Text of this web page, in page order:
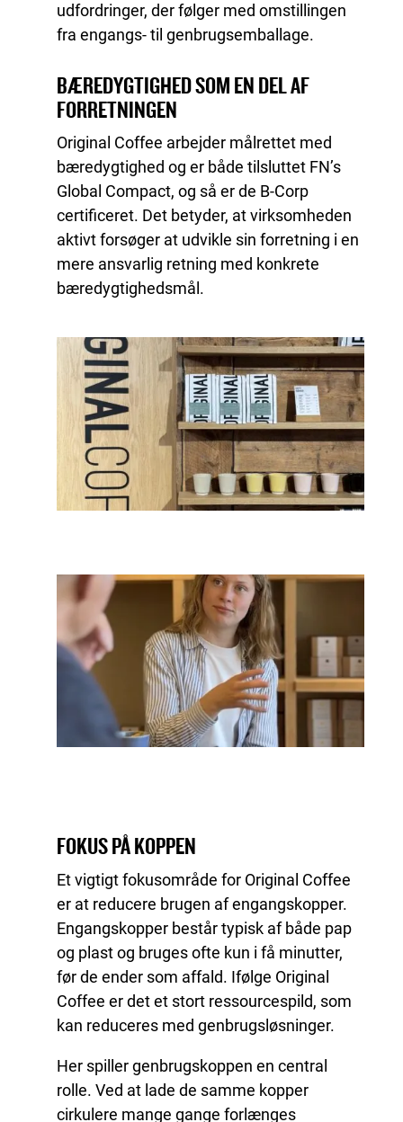
udfordringer, der følger med omstillingen
fra engangs- til genbrugsemballage.
BÆREDYGTIGHED SOM EN DEL AF
FORRETNINGEN
Original Coffee arbejder målrettet med
bæredygtighed og er både tilsluttet FN’s
Global Compact, og så er de B-Corp
certificeret. Det betyder, at virksomheden
aktivt forsøger at udvikle sin forretning i en
mere ansvarlig retning med konkrete
bæredygtighedsmål.
FOKUS PÅ KOPPEN
Et vigtigt fokusområde for Original Coffee
er at reducere brugen af engangskopper.
Engangskopper består typisk af både pap
og plast og bruges ofte kun i få minutter,
før de ender som affald. Ifølge Original
Coffee er det et stort ressourcespild, som
kan reduceres med genbrugsløsninger.
Her spiller genbrugskoppen en central
rolle. Ved at lade de samme kopper
cirkulere mange gange forlænges